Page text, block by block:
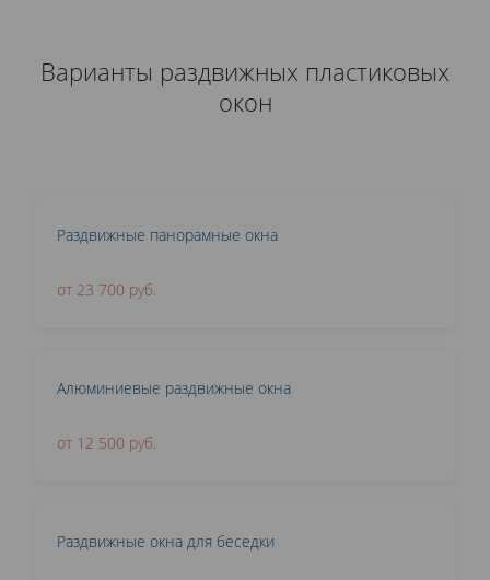
Варианты раздвижных пластиковых
окон
Раздвижные панорамные окна
от 23 700 руб.
Алюминиевые раздвижные окна
от 12 500 руб.
Раздвижные окна для беседки